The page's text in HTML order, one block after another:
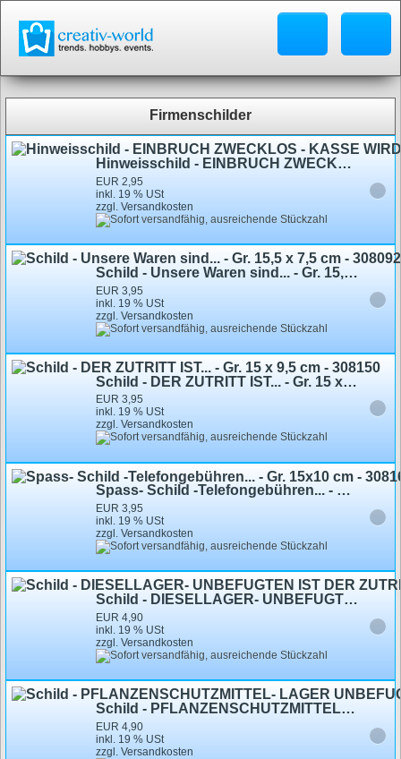
Firmenschilder
Hinweisschild - EINBRUCH ZWECKLOS - KASSE WIRD TÄGLICH GELEERT - Gr. 10 x 3 cm - 308019
EUR 2,95
inkl. 19 % USt
zzgl. Versandkosten
Schild - Unsere Waren sind... - Gr. 15,5 x 7,5 cm - 308092 - Laden Geschäft
EUR 3,95
inkl. 19 % USt
zzgl. Versandkosten
Schild - DER ZUTRITT IST... - Gr. 15 x 9,5 cm - 308150
EUR 3,95
inkl. 19 % USt
zzgl. Versandkosten
Spass- Schild -Telefongebühren... - Gr. 15x10 cm - 308163
EUR 3,95
inkl. 19 % USt
zzgl. Versandkosten
Schild - DIESELLAGER- UNBEFUGTEN IST DER ZUTRITT VERBOTEN! - Gr. 25 X 15cm - 308424
EUR 4,90
inkl. 19 % USt
zzgl. Versandkosten
Schild - PFLANZENSCHUTZMITTEL- LAGER UNBEFUGTEN IST DER ZUTRITT VERBOTEN - 308425 - Gr. 25 X 15cm
EUR 4,90
inkl. 19 % USt
zzgl. Versandkosten